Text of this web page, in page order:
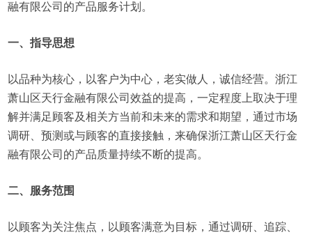
融有限公司的产品服务计划。
一、指导思想
以品种为核心，以客户为中心，老实做人，诚信经营。浙江
萧山区天行金融有限公司效益的提高，一定程度上取决于理
解并满足顾客及相关方当前和未来的需求和期望，通过市场
调研、预测或与顾客的直接接触，来确保浙江萧山区天行金
融有限公司的产品质量持续不断的提高。
二、服务范围
以顾客为关注焦点，以顾客满意为目标，通过调研、追踪、